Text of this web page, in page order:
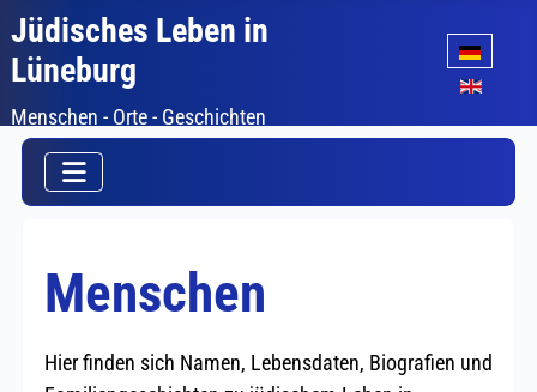
Jüdisches Leben in
Lüneburg
Menschen - Orte - Geschichten
Sprache